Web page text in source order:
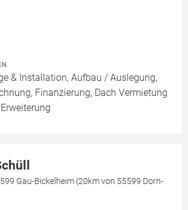
& Installation, Aufbau / Auslegung,
Finanzierung, Dach Vermietung
Gau-Bickelheim (20km von 55599 Dorn-